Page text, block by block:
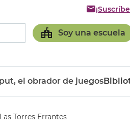
Soy una escuela
el obrador de juegos
Las Torres Errantes